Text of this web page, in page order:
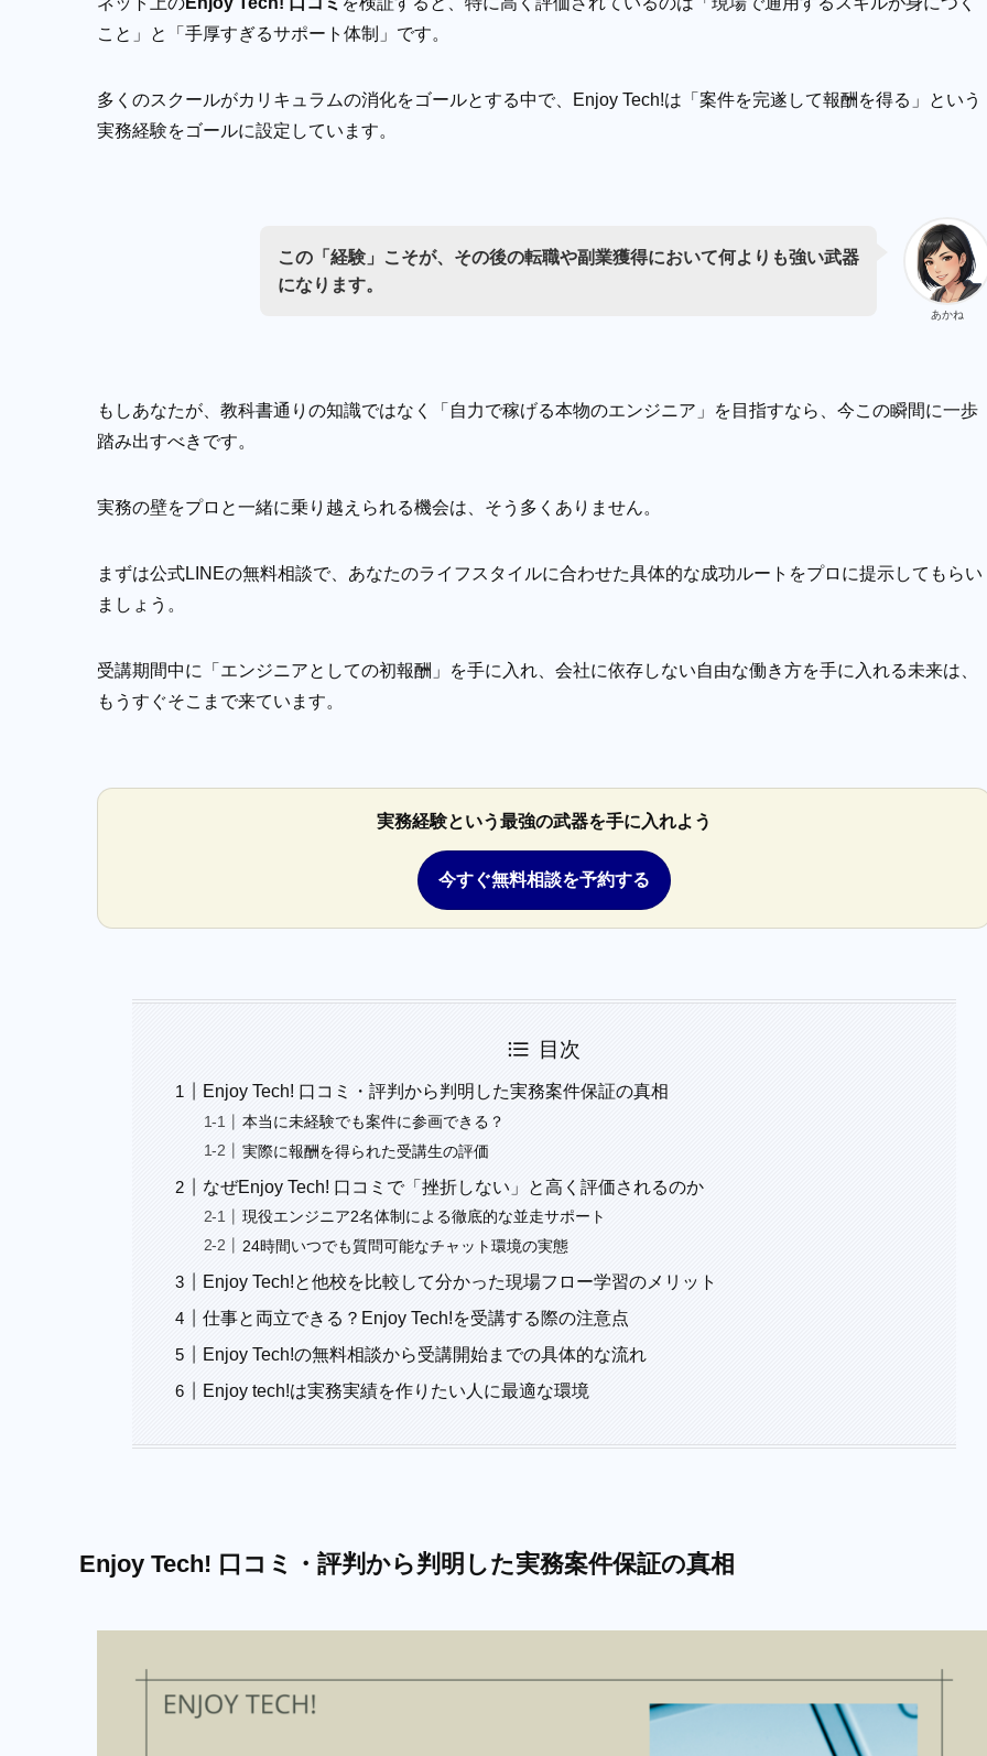
こと」と「手厚すぎるサポート体制」です。
多くのスクールがカリキュラムの消化をゴールとする中で、Enjoy Tech!は「案件を完遂して報酬を得る」という
実務経験をゴールに設定しています。
あかね
この「経験」こそが、その後の転職や副業獲得において何よりも強い武器
になります。
もしあなたが、教科書通りの知識ではなく「自力で稼げる本物のエンジニア」を目指すなら、今この瞬間に一歩
踏み出すべきです。
実務の壁をプロと一緒に乗り越えられる機会は、そう多くありません。
まずは公式LINEの無料相談で、あなたのライフスタイルに合わせた具体的な成功ルートをプロに提示してもらい
ましょう。
受講期間中に「エンジニアとしての初報酬」を手に入れ、会社に依存しない自由な働き方を手に入れる未来は、
もうすぐそこまで来ています。
実務経験という最強の武器を手に入れよう
今すぐ無料相談を予約する
目次
Enjoy Tech! 口コミ・評判から判明した実務案件保証の真相
本当に未経験でも案件に参画できる？
実際に報酬を得られた受講生の評価
なぜEnjoy Tech! 口コミで「挫折しない」と高く評価されるのか
現役エンジニア2名体制による徹底的な並走サポート
24時間いつでも質問可能なチャット環境の実態
Enjoy Tech!と他校を比較して分かった現場フロー学習のメリット
仕事と両立できる？Enjoy Tech!を受講する際の注意点
Enjoy Tech!の無料相談から受講開始までの具体的な流れ
Enjoy tech!は実務実績を作りたい人に最適な環境
Enjoy Tech! 口コミ・評判から判明した実務案件保証の真相